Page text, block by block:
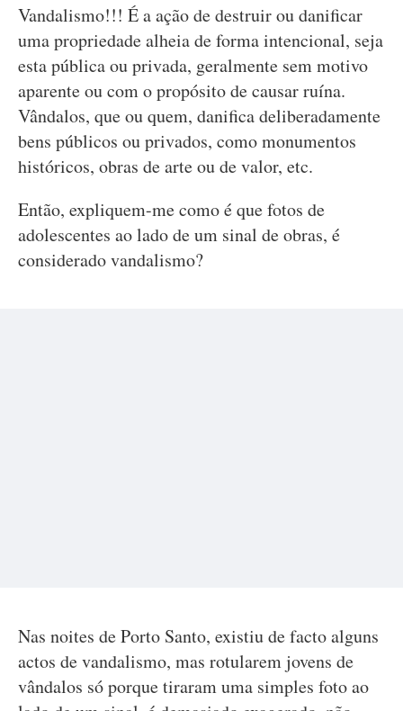
Vandalismo!!! É a ação de destruir ou danificar
uma propriedade alheia de forma intencional, seja
esta pública ou privada, geralmente sem motivo
aparente ou com o propósito de causar ruína.
Vândalos, que ou quem, danifica deliberadamente
bens públicos ou privados, como monumentos
históricos, obras de arte ou de valor, etc.
Então, expliquem-me como é que fotos de
adolescentes ao lado de um sinal de obras, é
considerado vandalismo?
Nas noites de Porto Santo, existiu de facto alguns
actos de vandalismo, mas rotularem jovens de
vândalos só porque tiraram uma simples foto ao